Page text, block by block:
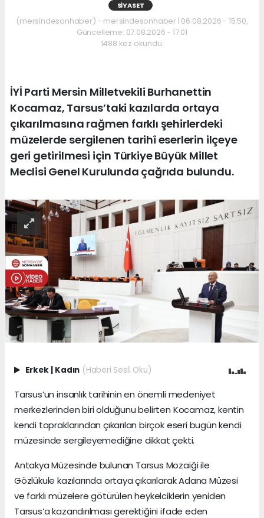
SIYASET
(mersindesonhaber) - mersindesonhaber | 06.08.2026 - 15:50,
Güncelleme: 07.08.2026 - 17:01
1488 kez okundu.
İYİ Parti Mersin Milletvekili Burhanettin
Kocamaz, Tarsus’taki kazılarda ortaya
çıkarılmasına rağmen farklı şehirlerdeki
müzelerde sergilenen tarihî eserlerin ilçeye
geri getirilmesi için Türkiye Büyük Millet
Meclisi Genel Kurulunda çağrıda bulundu.
Erkek | Kadın (Haberi Sesli Oku)
Tarsus’un insanlık tarihinin en önemli medeniyet
merkezlerinden biri olduğunu belirten Kocamaz, kentin
kendi topraklarından çıkarılan birçok eseri bugün kendi
müzesinde sergileyemediğine dikkat çekti.
Antakya Müzesinde bulunan Tarsus Mozaiği ile
Gözlükule kazılarında ortaya çıkarılarak Adana Müzesi
ve farklı müzelere götürülen heykelciklerin yeniden
Tarsus’a kazandırılması gerektiğini ifade eden